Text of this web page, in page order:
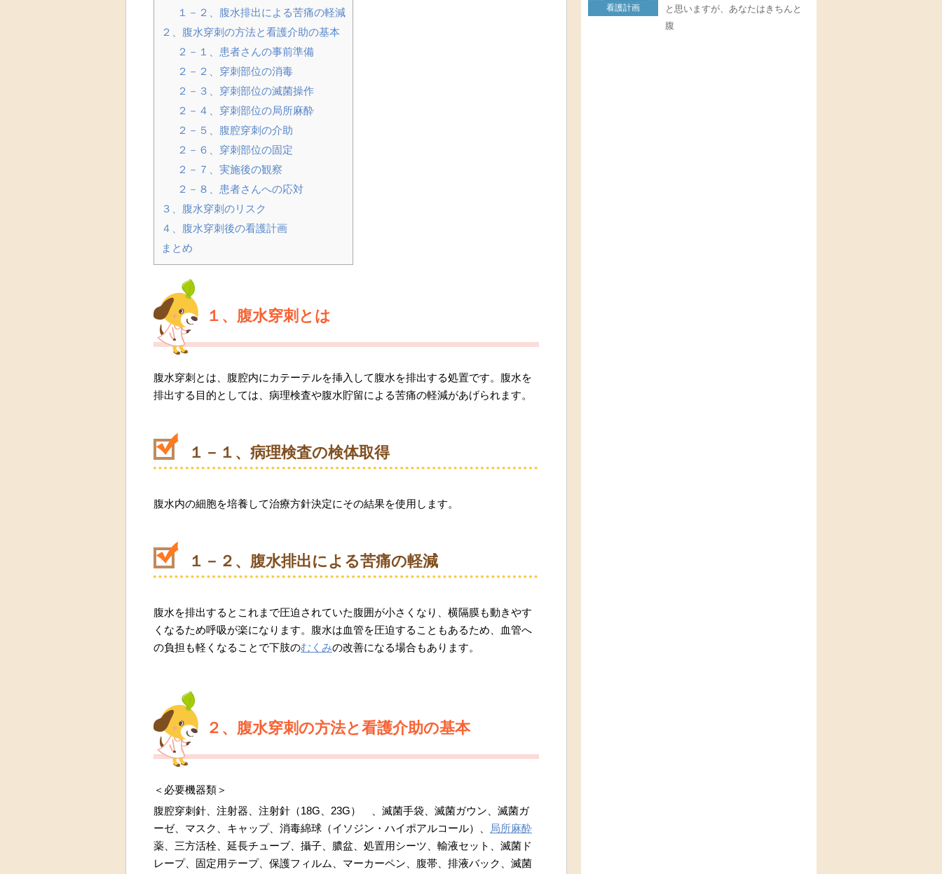
１－２、腹水排出による苦痛の軽減
２、腹水穿刺の方法と看護介助の基本
２－１、患者さんの事前準備
２－２、穿刺部位の消毒
２－３、穿刺部位の滅菌操作
２－４、穿刺部位の局所麻酔
２－５、腹腔穿刺の介助
２－６、穿刺部位の固定
２－７、実施後の観察
２－８、患者さんへの応対
３、腹水穿刺のリスク
４、腹水穿刺後の看護計画
まとめ
１、腹水穿刺とは
腹水穿刺とは、腹腔内にカテーテルを挿入して腹水を排出する処置です。腹水を
排出する目的としては、病理検査や腹水貯留による苦痛の軽減があげられます。
１－１、病理検査の検体取得
腹水内の細胞を培養して治療方針決定にその結果を使用します。
１－２、腹水排出による苦痛の軽減
腹水を排出するとこれまで圧迫されていた腹囲が小さくなり、横隔膜も動きやす
くなるため呼吸が楽になります。腹水は血管を圧迫することもあるため、血管へ
の負担も軽くなることで下肢のむくみの改善になる場合もあります。
２、腹水穿刺の方法と看護介助の基本
＜必要機器類＞
腹腔穿刺針、注射器、注射針（18G、23G） 、滅菌手袋、滅菌ガウン、滅菌ガ
ーゼ、マスク、キャップ、消毒綿球（イソジン・ハイポアルコール）、
局所麻酔
薬、三方活栓、延長チューブ、攝子、膿盆、処置用シーツ、輸液セット、滅菌ド
レープ、固定用テープ、保護フィルム、マーカーペン、腹帯、排液バック、滅菌
看護計画
と思いますが、あなたはきちんと
腹